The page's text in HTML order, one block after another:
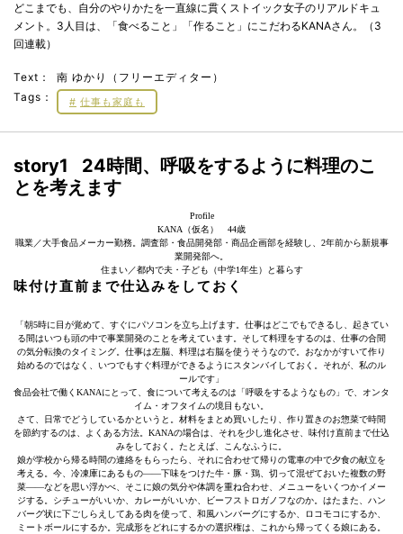
どこまでも、自分のやりかたを一直線に貫くストイック女子のリアルドキュ
メント。3人目は、「食べること」「作ること」にこだわるKANAさん。（3
回連載）
Text：
南 ゆかり（フリーエディター）
Tags：
仕事も家庭も
story1 24時間、呼吸をするように料理のこ
とを考えます
Profile
KANA（仮名） 44歳
職業／大手食品メーカー勤務。調査部・食品開発部・商品企画部を経験し、2年前から新規事
業開発部へ。
住まい／都内で夫・子ども（中学1年生）と暮らす
味付け直前まで仕込みをしておく
「朝5時に目が覚めて、すぐにパソコンを立ち上げます。仕事はどこでもできるし、起きてい
る間はいつも頭の中で事業開発のことを考えています。そして料理をするのは、仕事の合間
の気分転換のタイミング。仕事は左脳、料理は右脳を使うそうなので。おなかがすいて作り
始めるのではなく、いつでもすぐ料理ができるようにスタンバイしておく。それが、私のル
ールです」
食品会社で働くKANAにとって、食について考えるのは「呼吸をするようなもの」で、オンタ
イム・オフタイムの境目もない。
さて、日常でどうしているかというと。材料をまとめ買いしたり、作り置きのお惣菜で時間
を節約するのは、よくある方法。KANAの場合は、それを少し進化させ、味付け直前まで仕込
みをしておく。たとえば、こんなふうに。
娘が学校から帰る時間の連絡をもらったら、それに合わせて帰りの電車の中で夕食の献立を
考える。今、冷凍庫にあるもの――下味をつけた牛・豚・鶏、切って混ぜておいた複数の野
菜――などを思い浮かべ、そこに娘の気分や体調を重ね合わせ、メニューをいくつかイメー
ジする。シチューがいいか、カレーがいいか、ビーフストロガノフなのか。はたまた、ハン
バーグ状に下ごしらえしてある肉を使って、和風ハンバーグにするか、ロコモコにするか、
ミートボールにするか。完成形をどれにするかの選択権は、これから帰ってくる娘にある。